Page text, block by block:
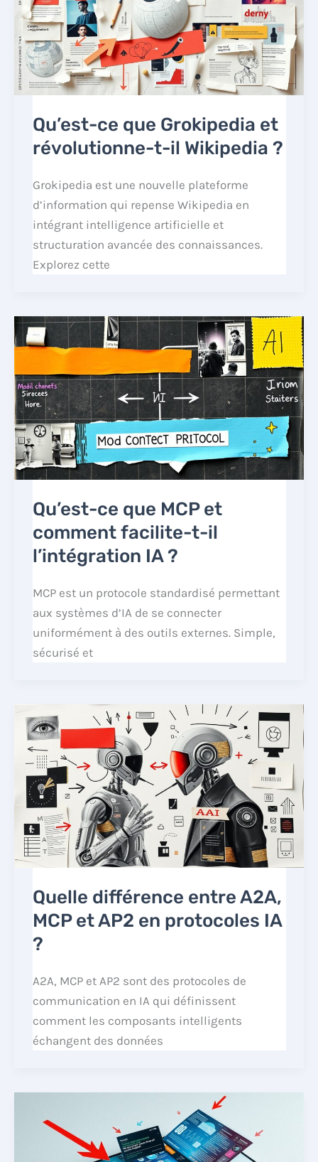
Qu’est-ce que Grokipedia et
révolutionne-t-il Wikipedia ?
Grokipedia est une nouvelle plateforme
d’information qui repense Wikipedia en
intégrant intelligence artificielle et
structuration avancée des connaissances.
Explorez cette
Qu’est-ce que MCP et
comment facilite-t-il
l’intégration IA ?
MCP est un protocole standardisé permettant
aux systèmes d’IA de se connecter
uniformément à des outils externes. Simple,
sécurisé et
Quelle différence entre A2A,
MCP et AP2 en protocoles IA
?
A2A, MCP et AP2 sont des protocoles de
communication en IA qui définissent
comment les composants intelligents
échangent des données